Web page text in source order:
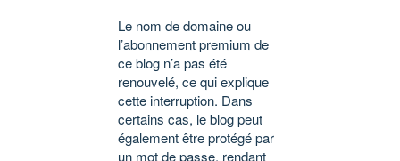
Le nom de domaine ou
l’abonnement premium de
ce blog n’a pas été
renouvelé, ce qui explique
cette interruption. Dans
certains cas, le blog peut
également être protégé par
un mot de passe, rendant